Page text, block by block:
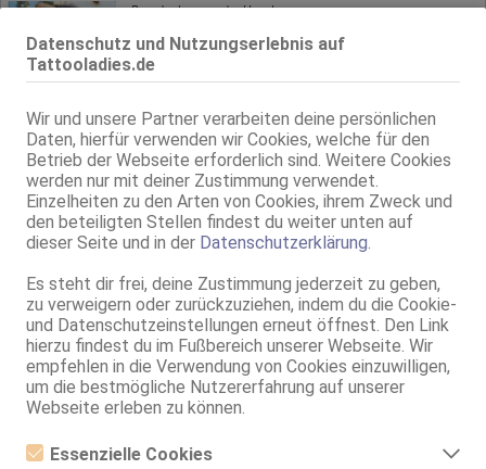
Datenschutz und Nutzungserlebnis auf
Tattooladies.de
Wir und unsere Partner verarbeiten deine persönlichen
Daten, hierfür verwenden wir Cookies, welche für den
Betrieb der Webseite erforderlich sind. Weitere Cookies
werden nur mit deiner Zustimmung verwendet.
Einzelheiten zu den Arten von Cookies, ihrem Zweck und
den beteiligten Stellen findest du weiter unten auf
dieser Seite und in der Datenschutzerklärung
Es steht dir frei, deine Zustimmung jederzeit zu geben,
zu verweigern oder zurückzuziehen, indem du die Cookie-
und Datenschutzeinstellungen erneut öffnest. Den Link
hierzu findest du im Fußbereich unserer Webseite. Wir
empfehlen in die Verwendung von Cookies einzuwilligen,
um die bestmögliche Nutzererfahrung auf unserer
Webseite erleben zu können.
Essenzielle Cookies
Brandenburg an der Havel
Rosy
80D, KF 36, 1.60m, total rasiert, Latina
Brandenburg an der Havel
1.8km, Warschauer Str. 24
KATRIN bei Club EXZELLENT
Club EXZELLENT
SolAds
Anzeige